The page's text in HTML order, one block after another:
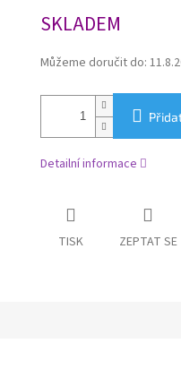
cena:
SKLADEM
Můžeme doručit do:
Detailní informace
TISK ZEPTAT SE